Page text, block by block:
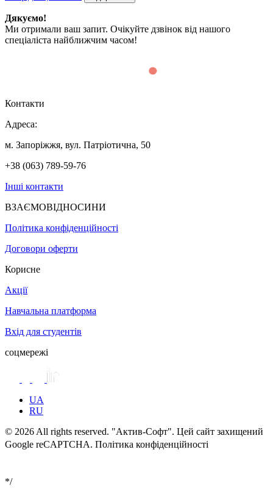
Дякуємо!
Ми отримали ваш запит. Очікуйте дзвінок від нашого
спеціаліста найближчим часом!
Контакти
Адреса:
м. Запоріжжя, вул. Патріотична, 50
+38 (063) 789-59-76
Інші контакти
ВЗАЄМОВІДНОСИНИ
Політика конфіденційності
Договори оферти
Корисне
Акції
Навчальна платформа
Вхід для студентів
соцмережі
UA
RU
© 2026 All rights reserved. "Актив-Софт". Цей сайт захищений
Google reCAPTCHA. Політика конфіденційності
*/